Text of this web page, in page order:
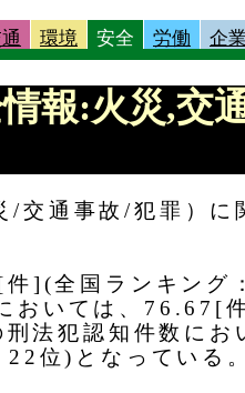
環境 安全 労働 企業
報:火災,交
交通事故/犯罪）に
](全国ランキング
おいては、76.67[
法犯認知件数にお
位)となっている。